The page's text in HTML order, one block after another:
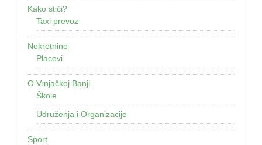
Kako stići?
Taxi prevoz
Nekretnine
Placevi
O Vrnjačkoj Banji
Škole
Udruženja i Organizacije
Sport